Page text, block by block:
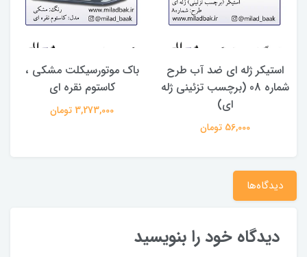
استیکر ژله ای ضد آب طرح
شماره 08 (برچسب تزئینی ژله
ای)
56,000 تومان
باک موتورسیکلت مشکی ،
کاستوم نقره ای
3,273,000 تومان
دیدگاه‌ها
دیدگاه خود را بنویسید